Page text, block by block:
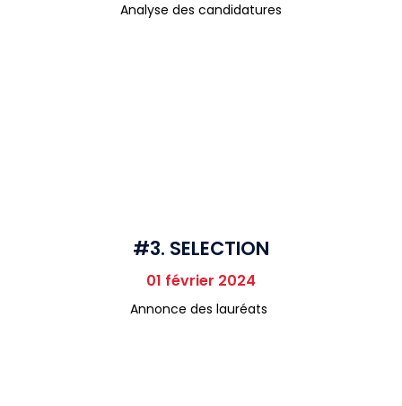
Analyse des candidatures
#3. SELECTION
01 février 2024
Annonce des lauréats